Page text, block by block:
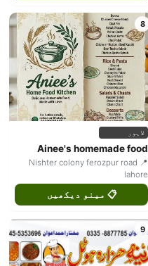
8
لاہور
Ainee's homemade food
📍 Nishter colony ferozpur road
lahore
📋 مینو دیکھیں
9